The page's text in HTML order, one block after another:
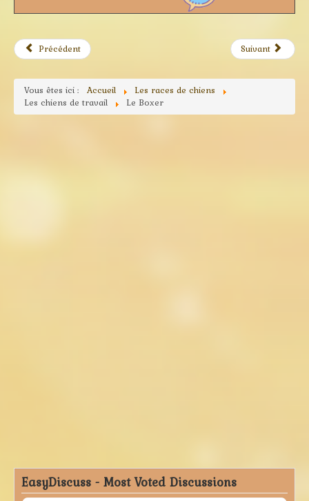
Précédent Suivant
Vous êtes ici : Accueil
Les races de chiens
Les chiens de travail
Le Boxer
EasyDiscuss - Most Voted Discussions